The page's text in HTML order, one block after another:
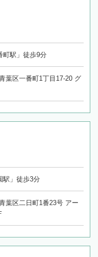
町駅」徒歩9分
葉区一番町1丁目17-20 グ
駅」徒歩3分
葉区二日町1番23号 アー